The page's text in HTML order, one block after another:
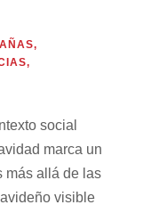
,
,
social
marca un
más allá de las
visible